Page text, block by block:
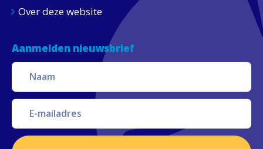
Over deze website
Aanmelden nieuwsbrief